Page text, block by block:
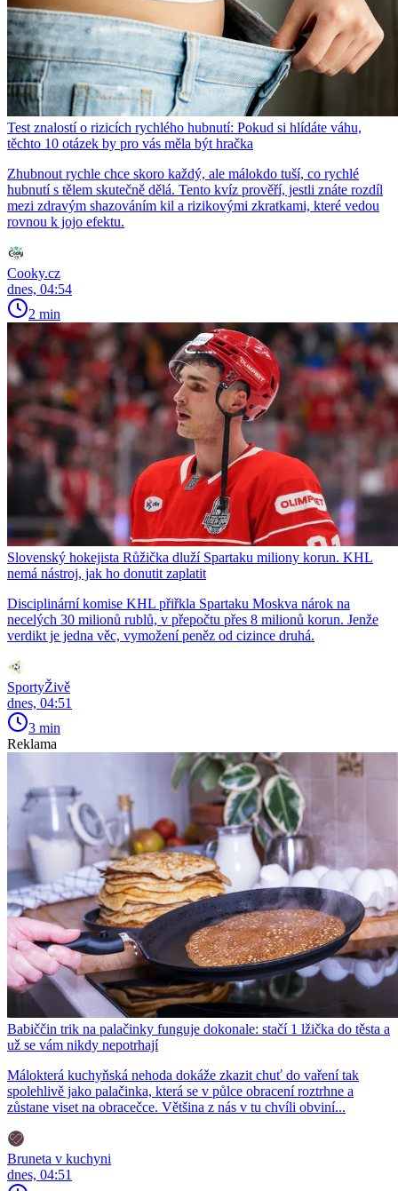
Test znalostí o rizicích rychlého hubnutí: Pokud si hlídáte váhu,
těchto 10 otázek by pro vás měla být hračka
Zhubnout rychle chce skoro každý, ale málokdo tuší, co rychlé
hubnutí s tělem skutečně dělá. Tento kvíz prověří, jestli znáte rozdíl
mezi zdravým shazováním kil a rizikovými zkratkami, které vedou
rovnou k jojo efektu.
Cooky.cz
dnes, 04:54
2 min
Slovenský hokejista Růžička dluží Spartaku miliony korun. KHL
nemá nástroj, jak ho donutit zaplatit
Disciplinární komise KHL přiřkla Spartaku Moskva nárok na
necelých 30 milionů rublů, v přepočtu přes 8 milionů korun. Jenže
verdikt je jedna věc, vymožení peněz od cizince druhá.
SportyŽivě
dnes, 04:51
3 min
Reklama
Babiččin trik na palačinky funguje dokonale: stačí 1 lžička do těsta a
už se vám nikdy nepotrhají
Málokterá kuchyňská nehoda dokáže zkazit chuť do vaření tak
spolehlivě jako palačinka, která se v půlce obracení roztrhne a
zůstane viset na obracečce. Většina z nás v tu chvíli obviní...
Bruneta v kuchyni
dnes, 04:51